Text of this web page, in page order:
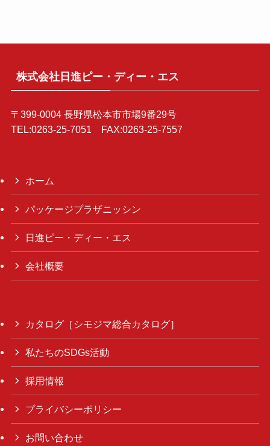
株式会社日進ピー・ディー・エス
〒399-0004 長野県松本市市場9番29号
TEL:0263-25-7051 FAX:0263-25-7557
ホーム
パッケージプラザニッシン
日進ピー・ディー・エス
会社概要
カタログ［シモジマ総合カタログ］
私たちのSDGs活動
採用情報
プライバシーポリシー
お問い合わせ